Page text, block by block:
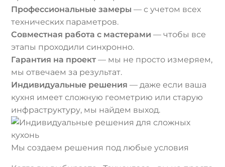
Профессиональные замеры — с учетом всех
технических параметров.
Совместная работа с мастерами — чтобы все
этапы проходили синхронно.
Гарантия на проект — мы не просто измеряем,
мы отвечаем за результат.
Индивидуальные решения — даже если ваша
кухня имеет сложную геометрию или старую
инфраструктуру, мы найдем выход.
Мы создаем решения под любые условия